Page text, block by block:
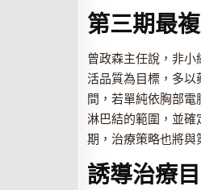
第三期最
曾政森主任說，非
活品質為目標，多
間，若單純依胸部
淋巴結的範圍，並
期，治療策略也將與
誘導治療